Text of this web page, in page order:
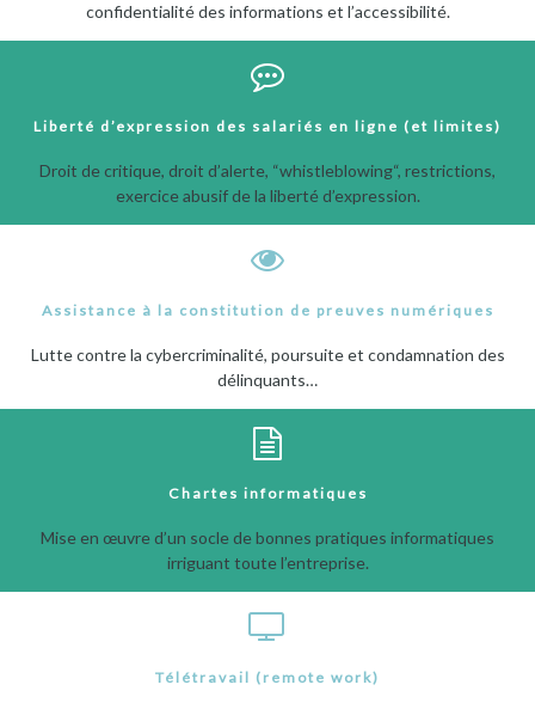
confidentialité des informations et l’accessibilité.
Liberté d’expression des salariés en ligne (et limites)
Droit de critique, droit d’alerte, “whistleblowing“, restrictions,
exercice abusif de la liberté d’expression.
Assistance à la constitution de preuves numériques
Lutte contre la cybercriminalité, poursuite et condamnation des
délinquants…
Chartes informatiques
Mise en œuvre d’un socle de bonnes pratiques informatiques
irriguant toute l’entreprise.
Télétravail (remote work)